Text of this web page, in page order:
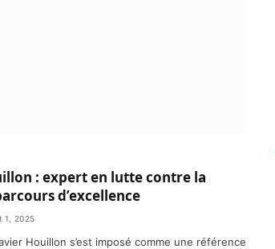
: expert en lutte contre la
d’excellence
1, 2025
Houillon s’est imposé comme une référence